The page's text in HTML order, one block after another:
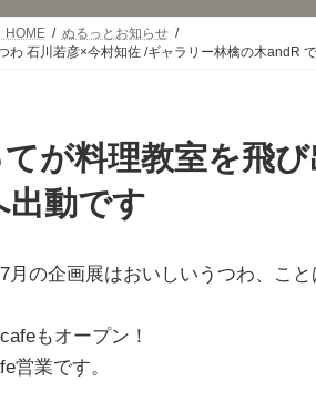
HOME
ぬるっとお知らせ
わ 石川若彦×今村知佐 /ギャラリー林檎の木andR
が料理教室を飛び
出動です
月の企画展はおいしいうつわ、こ
もオープン！
営業です。